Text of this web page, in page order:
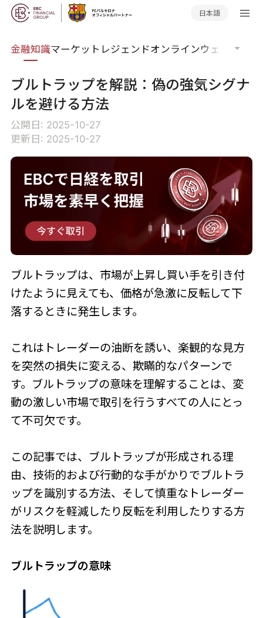
日本語
金融知識マーケットレジェンドオンラインウェビナー
ブルトラップを解説：偽の強気シグナ
ルを避ける方法
公開日: 2025-10-27
更新日: 2025-10-27
ブルトラップは、市場が上昇し買い手を引き付
けたように見えても、価格が急激に反転して下
落するときに発生します。
これはトレーダーの油断を誘い、楽観的な見方
を突然の損失に変える、欺瞞的なパターンで
す。ブルトラップの意味を理解することは、変
動の激しい市場で取引を行うすべての人にとっ
て不可欠です。
この記事では、ブルトラップが形成される理
由、技術的および行動的な手がかりでブルトラ
ップを識別する方法、そして慎重なトレーダー
がリスクを軽減したり反転を利用したりする方
法を説明します。
ブルトラップの意味